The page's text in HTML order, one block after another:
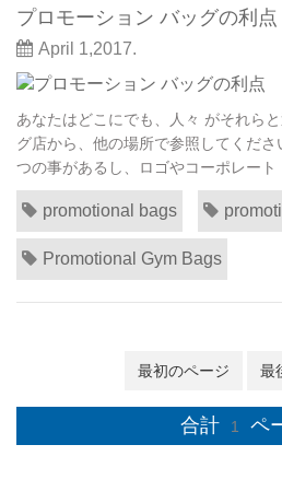
プロモーション バッグの利点
April 1,2017.
あなたはどこにでも、人々 がそれら
グ店から、他の場所で参照してくだ
つの事があるし、ロゴやコーポレー
企業を知っているどのように重要なブ
らに自分たちのブランドを運ぶための
とができますどのように。誰かは、ロ
持って街を歩くとき、固定広告よりも
promotional bags
Promotional Gym Bags
最初のページ 最
合計 1 ペ